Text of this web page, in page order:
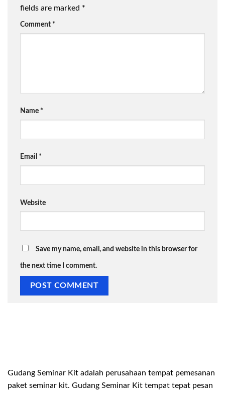
fields are marked *
Comment *
Name *
Email *
Website
Save my name, email, and website in this browser for
the next time I comment.
Gudang Seminar Kit adalah perusahaan tempat pemesanan
paket seminar kit. Gudang Seminar Kit tempat tepat pesan